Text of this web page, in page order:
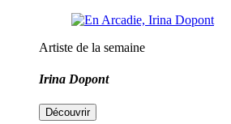
Artiste de la semaine
Irina Dopont
Découvrir